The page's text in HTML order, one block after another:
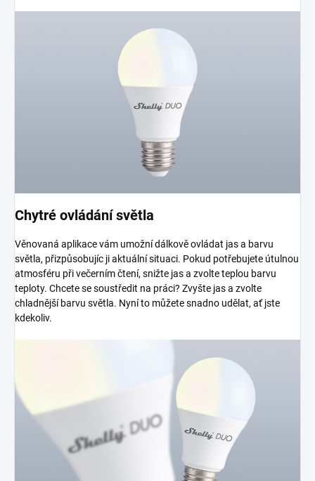
Chytré ovládání světla
Věnovaná aplikace vám umožní dálkově ovládat jas a barvu
světla, přizpůsobujíc ji aktuální situaci. Pokud potřebujete útulnou
atmosféru při večerním čtení, snižte jas a zvolte teplou barvu
teploty. Chcete se soustředit na práci? Zvyšte jas a zvolte
chladnější barvu světla. Nyní to můžete snadno udělat, ať jste
kdekoliv.